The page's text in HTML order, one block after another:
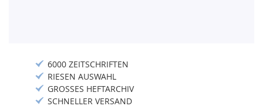
6000 ZEITSCHRIFTEN
RIESEN AUSWAHL
GROSSES HEFTARCHIV
SCHNELLER VERSAND